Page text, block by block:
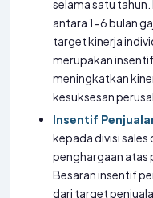
selama satu
antara 1-6 bulan
target kinerja
merupakan
meningkatkan
kesuksesan
Insentif
kepada divisi
penghargaan atas
Besaran insentif
dari target